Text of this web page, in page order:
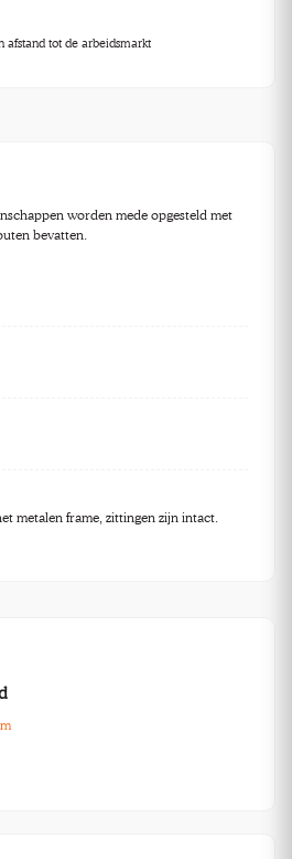
afstand tot de arbeidsmarkt
worden mede opgesteld met
bevatten.
metalen frame, zittingen zijn intact.